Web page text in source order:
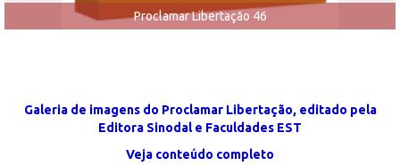
Proclamar Libertação 46
Galeria de imagens do Proclamar Libertação, editado pela
Editora Sinodal e Faculdades EST
Veja conteúdo completo